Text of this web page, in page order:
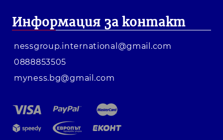
Информация за контакт
nessgroup.international@gmail.com
0888853505
myness.bg@gmail.com